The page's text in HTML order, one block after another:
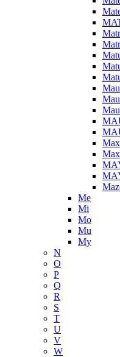
Me
Mi
Mo
Mu
My
N
O
P
Q
R
S
T
U
V
W